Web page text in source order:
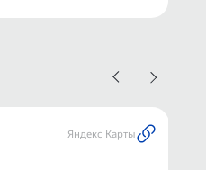
Яндекс Карты